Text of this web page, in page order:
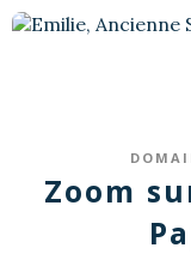
Zoom